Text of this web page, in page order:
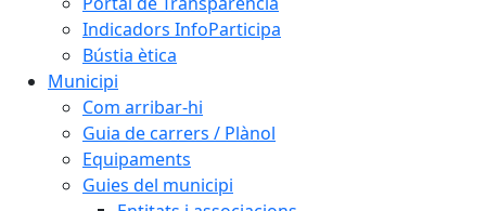
Indicadors InfoParticipa
Bústia ètica
Municipi
Com arribar-hi
Guia de carrers / Plànol
Equipaments
Guies del municipi